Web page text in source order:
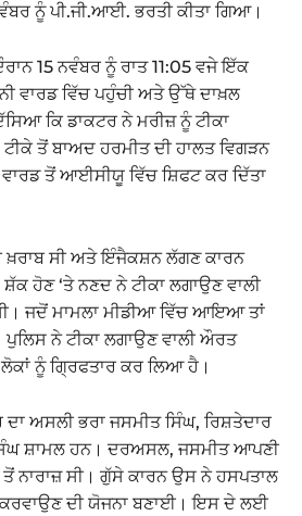
ਨੂੰ ਪੀ.ਜੀ.ਆਈ. ਭਰਤੀ ਕੀਤਾ ਗਿਆ।
15 ਨਵੰਬਰ ਨੂੰ ਰਾਤ 11:05 ਵਜੇ ਇੱਕ
ਵਾਰਡ ਵਿੱਚ ਪਹੁੰਚੀ ਅਤੇ ਉੱਥੇ ਦਾਖ਼ਲ
ਕਿ ਡਾਕਟਰ ਨੇ ਮਰੀਜ਼ ਨੂੰ ਟੀਕਾ
ਤੋਂ ਬਾਅਦ ਹਰਮੀਤ ਦੀ ਹਾਲਤ ਵਿਗੜਨ
ਤੋਂ ਆਈਸੀਯੂ ਵਿੱਚ ਸ਼ਿਫਟ ਕਰ ਦਿੱਤਾ
ਖ਼ਰਾਬ ਸੀ ਅਤੇ ਇੰਜੈਕਸ਼ਨ ਲੱਗਣ ਕਾਰਨ
ਹੋਣ ‘ਤੇ ਨਣਦ ਨੇ ਟੀਕਾ ਲਗਾਉਣ ਵਾਲੀ
ਜਦੋਂ ਮਾਮਲਾ ਮੀਡੀਆ ਵਿੱਚ ਆਇਆ ਤਾਂ
ਨੇ ਟੀਕਾ ਲਗਾਉਣ ਵਾਲੀ ਔਰਤ
ਨੂੰ ਗ੍ਰਿਫਤਾਰ ਕਰ ਲਿਆ ਹੈ।
ਅਸਲੀ ਭਰਾ ਜਸਮੀਤ ਸਿੰਘ, ਰਿਸ਼ਤੇਦਾਰ
ਸ਼ਾਮਲ ਹਨ। ਦਰਅਸਲ, ਜਸਮੀਤ ਆਪਣੀ
ਨਾਰਾਜ਼ ਸੀ। ਗੁੱਸੇ ਕਾਰਨ ਉਸ ਨੇ ਹਸਪਤਾਲ
ਕਰਵਾਉਣ ਦੀ ਯੋਜਨਾ ਬਣਾਈ। ਇਸ ਦੇ ਲਈ